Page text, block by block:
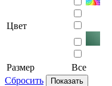
Цвет
Размер
Все
Сбросить
Показать